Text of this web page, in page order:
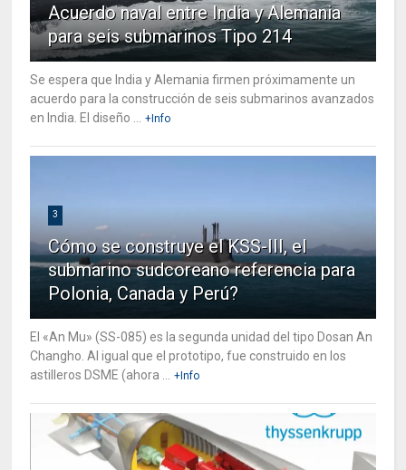
Acuerdo naval entre India y Alemania
para seis submarinos Tipo 214
Se espera que India y Alemania firmen próximamente un
acuerdo para la construcción de seis submarinos avanzados
en India. El diseño ...
+Info
3
Cómo se construye el KSS-III, el
submarino sudcoreano referencia para
Polonia, Canada y Perú?
El «An Mu» (SS-085) es la segunda unidad del tipo Dosan An
Changho. Al igual que el prototipo, fue construido en los
astilleros DSME (ahora ...
+Info